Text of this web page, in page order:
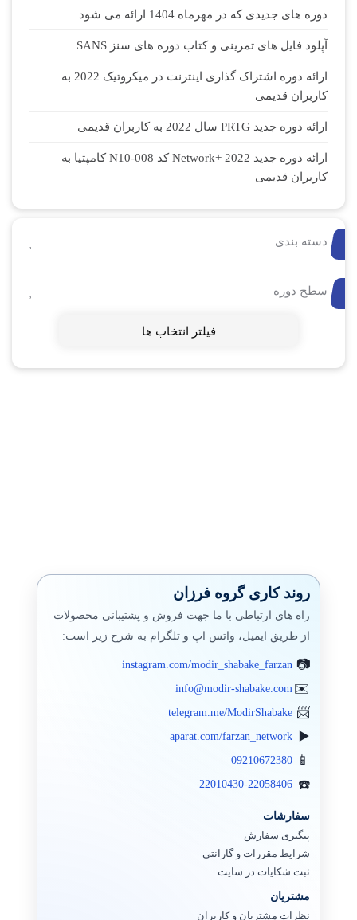
دوره های جدیدی که در مهرماه 1404 ارائه می شود
آپلود فایل های تمرینی و کتاب دوره های سنز SANS
ارائه دوره اشتراک گذاری اینترنت در میکروتیک 2022 به
کاربران قدیمی
ارائه دوره جدید PRTG سال 2022 به کاربران قدیمی
ارائه دوره جدید Network+ 2022 کد N10-008 کامپتیا به
کاربران قدیمی
دسته بندی
سطح دوره
فیلتر انتخاب ها
روند کاری گروه فرزان
راه های ارتباطی با ما جهت فروش و پشتیبانی محصولات
از طریق ایمیل، واتس اپ و تلگرام به شرح زیر است:
instagram.com/modir_shabake_farzan
info@modir-shabake.com
telegram.me/ModirShabake
aparat.com/farzan_network
09210672380
22010430-22058406
سفارشات
پیگیری سفارش
شرایط مقررات و گارانتی
ثبت شکایات در سایت
مشتریان
نظرات مشتریان و کاربران